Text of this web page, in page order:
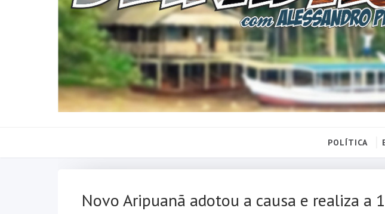
POLÍTICA
Novo Aripuanã adotou a causa e realiza a